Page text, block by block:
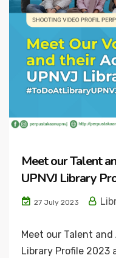
Meet our Talent
UPNVJ Library
27 July 2023
Meet our Talent
Library Profile